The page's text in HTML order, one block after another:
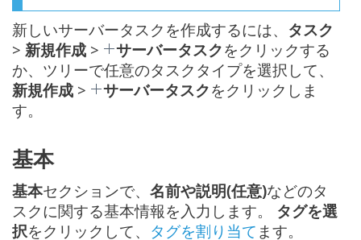
新しいサーバータスクを作成するには、 タスク
> 新規作成 > サーバータスクをクリックする
か、ツリーで任意のタスクタイプを選択して、
新規作成 > サーバータスクをクリックしま
す。
基本
基本セクションで、 名前や説明(任意)などのタ
スクに関する基本情報を入力します。 タグを選
択をクリックして、 タグを割り当て ます。